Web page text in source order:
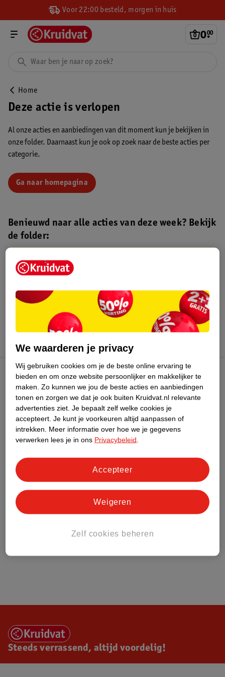
Voor 22:00 besteld, morgen in huis
0.
00
Home
Deze actie is verlopen
Al onze acties en aanbiedingen van dit moment kun je bekijken in
onze folder. Daarnaast kun je ook op zoek naar de beste acties per
categorie.
Ga naar homepagina
Benieuwd naar alle acties van deze week? Bekijk
de folder:
Kruidvat folder
augustus 2026.
Kruidvat Club
Klantenservice
Over Kruidvat
Steeds verrassend, altijd voordelig!
We waarderen je privacy
Wij gebruiken cookies om je de beste online ervaring te
bieden en om onze website persoonlijker en makkelijker te
maken. Zo kunnen we jou de beste acties en aanbiedingen
tonen en zorgen we dat je ook buiten Kruidvat.nl relevante
advertenties ziet. Je bepaalt zelf welke cookies je
accepteert. Je kunt je voorkeuren altijd aanpassen of
intrekken.
Meer informatie over hoe we je gegevens
verwerken lees je in ons Privacybeleid
Zelf cookies beheren
Weigeren
Accepteer